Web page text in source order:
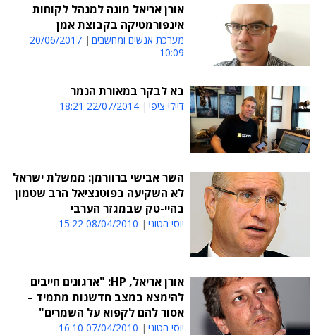
אורן אריאל מונה למנהל לקוחות
אינפורמטיקה בקבוצת אמן
מערכת אנשים ומחשבים
20/06/2017
10:09
בא לבקר במאורת הנמר
דיילי ציפי 22/07/2014 18:21
השר אבישי ברוורמן: ממשלת ישראל
לא השקיעה בפוטנציאל הרב שטמון
בהיי-טק שבמגזר הערבי
יוסי הטוני 08/04/2010 15:22
אורן אריאל, HP: "ארגונים חייבים
להימצא במצב חדשנות מתמיד –
אסור להם לקפוא על השמרים"
יוסי הטוני 07/04/2010 16:10